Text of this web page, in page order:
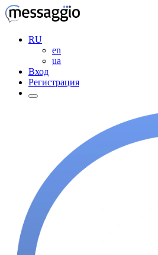
RU
en
ua
Вход
Регистрация